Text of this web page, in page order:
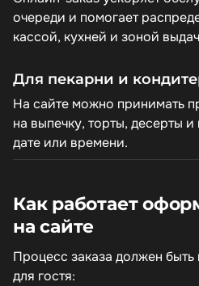
очереди и помогает
кассой, кухней и зоной
Для пекарни и
На сайте можно принимать
на выпечку, торты, десерты
дате или времени.
Как работает
на сайте
Процесс заказа должен
для гостя: